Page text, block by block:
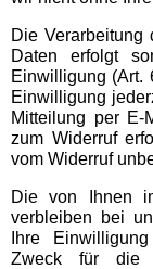
Hasenhorn
Haus der Natur
Die Verarbeitung
Daten erfolgt
Einwilligung (Art.
Einwilligung
Mitteilung per
zum Widerruf
vom Widerruf
Die von Ihnen
verbleiben bei
Ihre
Zweck für die